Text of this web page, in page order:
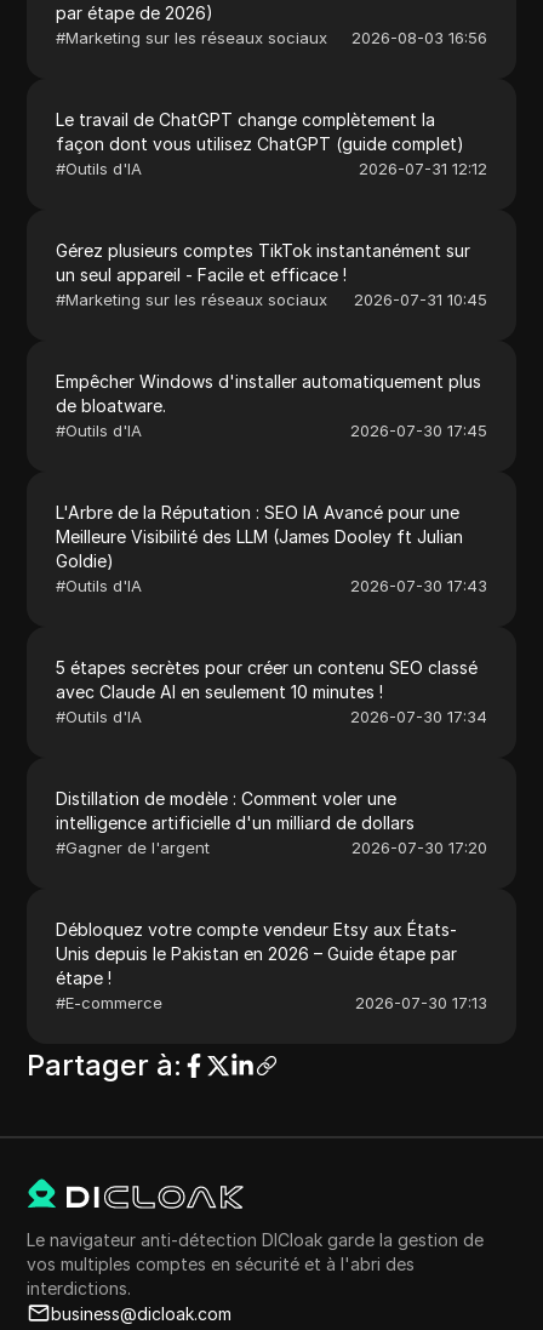
par étape de 2026)
#Marketing sur les réseaux sociaux 2026-08-03 16:56
Le travail de ChatGPT change complètement la
façon dont vous utilisez ChatGPT (guide complet)
#Outils d'IA 2026-07-31 12:12
Gérez plusieurs comptes TikTok instantanément sur
un seul appareil - Facile et efficace !
#Marketing sur les réseaux sociaux 2026-07-31 10:45
Empêcher Windows d'installer automatiquement plus
de bloatware.
#Outils d'IA 2026-07-30 17:45
L'Arbre de la Réputation : SEO IA Avancé pour une
Meilleure Visibilité des LLM (James Dooley ft Julian
Goldie)
#Outils d'IA 2026-07-30 17:43
5 étapes secrètes pour créer un contenu SEO classé
avec Claude AI en seulement 10 minutes !
#Outils d'IA 2026-07-30 17:34
Distillation de modèle : Comment voler une
intelligence artificielle d'un milliard de dollars
#Gagner de l'argent 2026-07-30 17:20
Débloquez votre compte vendeur Etsy aux États-
Unis depuis le Pakistan en 2026 – Guide étape par
étape !
#E-commerce 2026-07-30 17:13
Partager à:
Le navigateur anti-détection DICloak garde la gestion de
vos multiples comptes en sécurité et à l'abri des
interdictions.
business@dicloak.com